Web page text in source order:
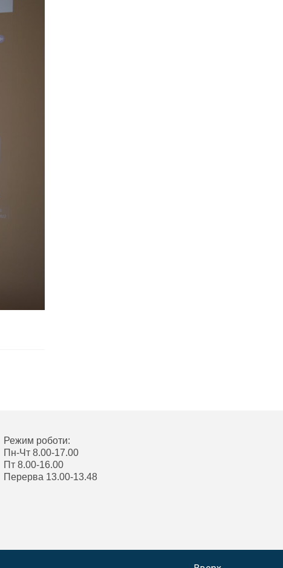
Режим роботи:
Пн-Чт 8.00-17.00
Пт 8.00-16.00
Перерва 13.00-13.48